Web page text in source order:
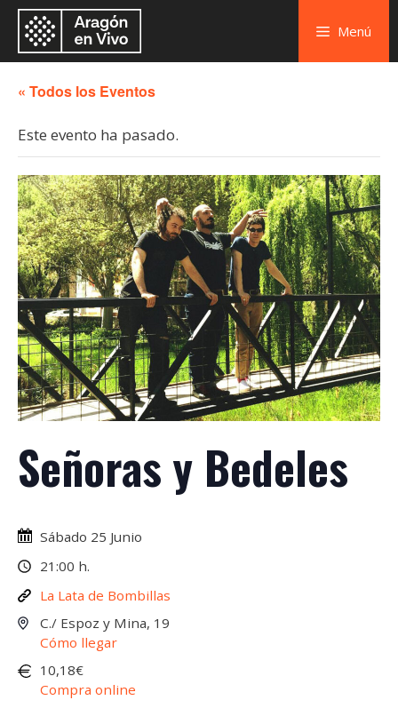
Menú
« Todos los Eventos
Este evento ha pasado.
Señoras y Bedeles
Sábado 25 Junio
21:00 h.
La Lata de Bombillas
C./ Espoz y Mina, 19
Cómo llegar
10,18€
Compra online